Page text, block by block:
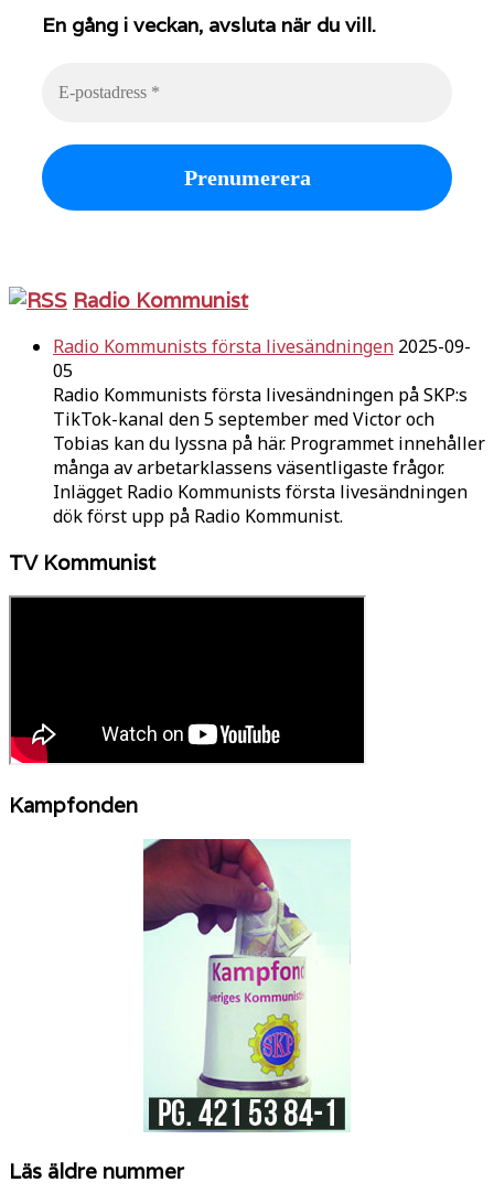
En gång i veckan, avsluta när du vill.
Radio Kommunist
Radio Kommunists första livesändningen 2025-09-
05
Radio Kommunists första livesändningen på SKP:s
TikTok-kanal den 5 september med Victor och
Tobias kan du lyssna på här. Programmet innehåller
många av arbetarklassens väsentligaste frågor.
Inlägget Radio Kommunists första livesändningen
dök först upp på Radio Kommunist.
TV Kommunist
Kampfonden
Läs äldre nummer